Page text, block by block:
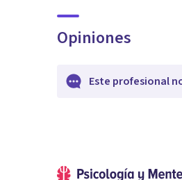
Opiniones
Este profesional